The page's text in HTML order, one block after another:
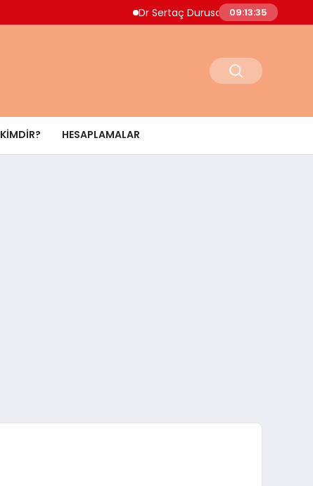
Dr Sertaç Durusoy Multiple Myelom
09:13:36
KIMDIR? HESAPLAMALAR